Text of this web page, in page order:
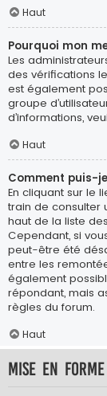
Haut
Pourquoi mon
Les
des vérifications
est également
groupe
d’informations,
Haut
Comment puis-
En cliquant sur le
train de consulter
haut de la liste
Cependant, si
peut-être été
entre les
également
répondant, mais
règles du forum.
Haut
Mise en